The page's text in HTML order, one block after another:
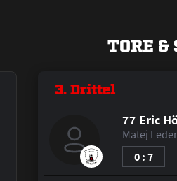
TORE &
3. Drittel
77 Eric
Matej
0 : 7